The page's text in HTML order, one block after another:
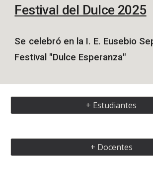
Festival del Dulce 2025
Se celebró en la I. E. Eusebio
Festival "Dulce Esperanza"
+ Estudiantes
+ Docentes